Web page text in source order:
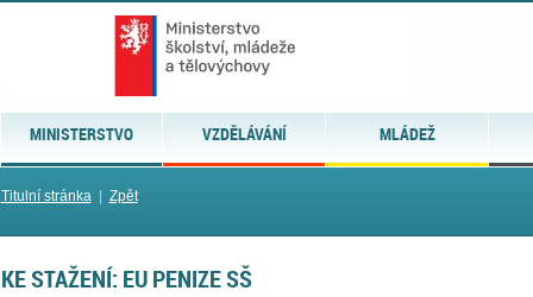
MINISTERSTVO VZDĚLÁVÁNÍ MLÁDEŽ
Titulní stránka| Zpět
KE STAŽENÍ: EU PENIZE SŠ